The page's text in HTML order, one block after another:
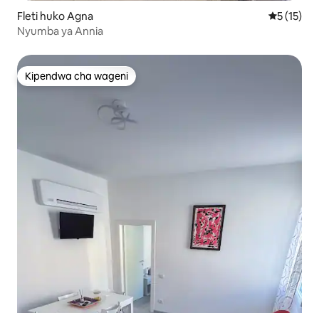
Fleti huko Agna Ukadiriaji
5 (15)
Nyumba ya Annia
Kipendwa cha wageni
Kipendwa cha wageni